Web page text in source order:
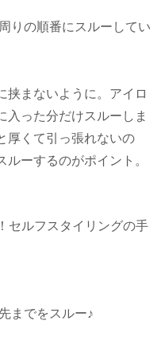
りの順番にスルーしてい
挟まないように。アイロ
入った分だけスルーしま
厚くて引っ張れないの
ーするのがポイント。
までをスルー♪